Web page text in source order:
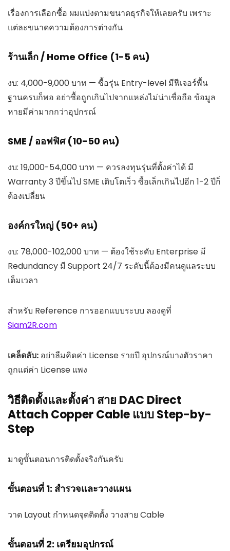
เรื่องการเลือกซื้อ ผมแบ่งตามขนาดธุรกิจให้เลยครับ เพราะ
แต่ละขนาดความต้องการต่างกัน
ร้านเล็ก / Home Office (1-5 คน)
งบ: 4,000-9,000 บาท — ซื้อรุ่น Entry-level มีฟีเจอร์พื้น
ฐานครบก็พอ อย่าซื้อถูกเกินไปจากแหล่งไม่น่าเชื่อถือ ข้อมูล
หายมีค่ามากกว่าอุปกรณ์
SME / ออฟฟิศ (10-50 คน)
งบ: 19,000-54,000 บาท — ควรลงทุนรุ่นที่ตั้งค่าได้ มี
Warranty 3 ปีขึ้นไป SME เติบโตเร็ว ซื้อเล็กเกินไปอีก 1-2 ปีก็
ต้องเปลี่ยน
องค์กรใหญ่ (50+ คน)
งบ: 78,000-102,000 บาท — ต้องใช้ระดับ Enterprise มี
Redundancy มี Support 24/7 ระดับนี้ต้องมีคนดูแลระบบ
เต็มเวลา
สำหรับ Reference การออกแบบระบบ ลองดูที่
Siam2R.com
เคล็ดลับ: อย่าลืมคิดค่า License รายปี อุปกรณ์บางตัวราคา
ถูกแต่ค่า License แพง
วิธีติดตั้งและตั้งค่า สาย DAC Direct
Attach Copper Cable แบบ Step-by-
Step
มาดูขั้นตอนการติดตั้งจริงกันครับ
ขั้นตอนที่ 1: สำรวจและวางแผน
วาด Layout กำหนดจุดติดตั้ง วางสาย Cable
ขั้นตอนที่ 2: เตรียมอุปกรณ์